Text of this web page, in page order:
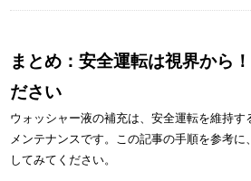
まとめ：安全運転は視界から
ださい
ウォッシャー液の補充は、安全運転を維持す
メンテナンスです。この記事の手順を参考
してみてください。